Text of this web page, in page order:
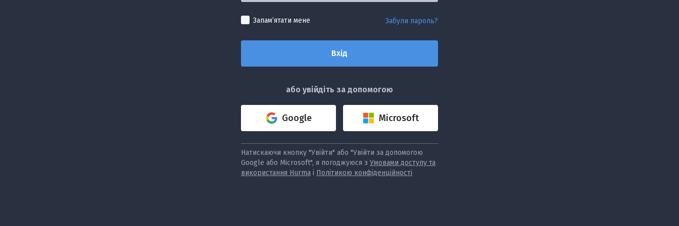
Запамʼятати мене Забули пароль?
або увійдіть за допомогою
Google Microsoft
Натискаючи кнопку "Увійти" або "Увійти за допомогою
Google або Microsoft", я погоджуюся з Умовами доступу та
використання Hurma і Політикою конфіденційності